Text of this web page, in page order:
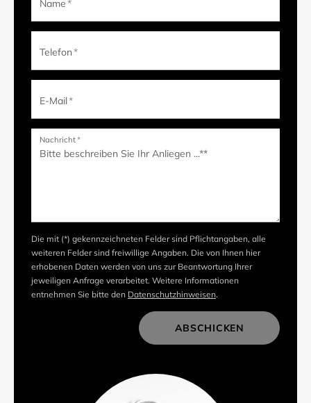
Name*
Telefon*
E-Mail*
Nachricht*
Die mit (*) gekennzeichneten Felder sind Pflichtangaben, alle
weiteren Felder sind freiwillige Angaben. Die von Ihnen hier
erhobenen Daten werden von uns zur Beantwortung Ihrer
jeweiligen Anfrage verarbeitet. Weitere Informationen
entnehmen Sie bitte den Datenschutzhinweisen.
ABSCHICKEN